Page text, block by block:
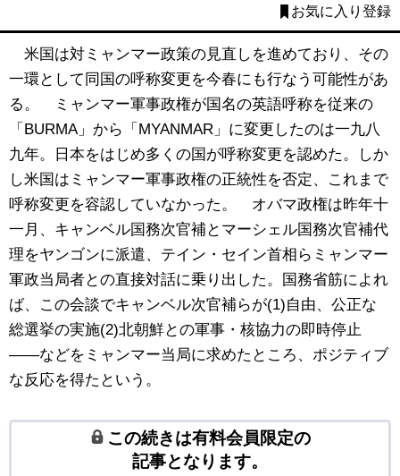
お気に入り登録
米国は対ミャンマー政策の見直しを進めており、その
一環として同国の呼称変更を今春にも行なう可能性があ
る。 ミャンマー軍事政権が国名の英語呼称を従来の
「BURMA」から「MYANMAR」に変更したのは一九八
九年。日本をはじめ多くの国が呼称変更を認めた。しか
し米国はミャンマー軍事政権の正統性を否定、これまで
呼称変更を容認していなかった。 オバマ政権は昨年十
一月、キャンベル国務次官補とマーシェル国務次官補代
理をヤンゴンに派遣、テイン・セイン首相らミャンマー
軍政当局者との直接対話に乗り出した。国務省筋によれ
ば、この会談でキャンベル次官補らが(1)自由、公正な
総選挙の実施(2)北朝鮮との軍事・核協力の即時停止
――などをミャンマー当局に求めたところ、ポジティブ
な反応を得たという。
この続きは有料会員限定の
記事となります。